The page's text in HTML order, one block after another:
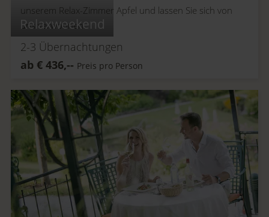
Relaxweekend
unserem Relax-Zimmer Apfel und lassen Sie sich von
uns verwöhnen.
2-3 Übernachtungen
ab € 436,-- Preis pro Person